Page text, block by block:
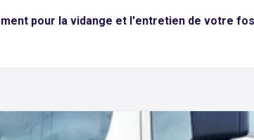
pour la vidange et l'entretien de votre